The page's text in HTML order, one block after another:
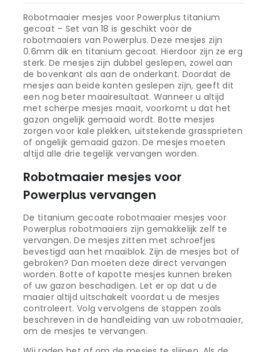
Robotmaaier mesjes voor Powerplus titanium
gecoat – Set van 18 is geschikt voor de
robotmaaiers van Powerplus. Deze mesjes zijn
0.6mm dik en titanium gecoat. Hierdoor zijn ze erg
sterk. De mesjes zijn dubbel geslepen, zowel aan
de bovenkant als aan de onderkant. Doordat de
mesjes aan beide kanten geslepen zijn, geeft dit
een nog beter maairesultaat. Wanneer u altijd
met scherpe mesjes maait, voorkomt u dat het
gazon ongelijk gemaaid wordt. Botte mesjes
zorgen voor kale plekken, uitstekende grassprieten
of ongelijk gemaaid gazon. De mesjes moeten
altijd alle drie tegelijk vervangen worden.
Robotmaaier mesjes voor
Powerplus vervangen
De titanium gecoate robotmaaier mesjes voor
Powerplus robotmaaiers zijn gemakkelijk zelf te
vervangen. De mesjes zitten met schroefjes
bevestigd aan het maaiblok. Zijn de mesjes bot of
gebroken? Dan moeten deze direct vervangen
worden. Botte of kapotte mesjes kunnen breken
of uw gazon beschadigen. Let er op dat u de
maaier altijd uitschakelt voordat u de mesjes
controleert. Volg vervolgens de stappen zoals
beschreven in de handleiding van uw robotmaaier,
om de mesjes te vervangen.